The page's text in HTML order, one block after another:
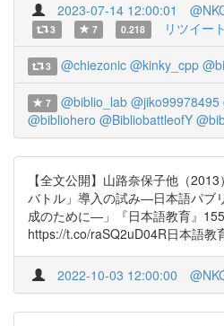
2023-07-14 12:00:01
3 7 0.218 リツイー
3 @chiezonic @kinky_cpp
7 @biblio_lab @jiko99978495
@bibliohero @BibliobattleofY
【全文公開】山路奈保子他（
バトル」導入の試み―日本語パブ
成のために―」『日本語教育』
https://t.co/raSQ2uD04R日本語教
2022-10-03 12:00:00